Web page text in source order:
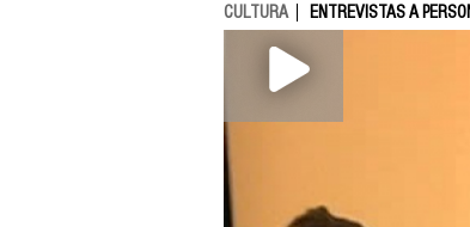
CULTURA ENTREVISTAS A